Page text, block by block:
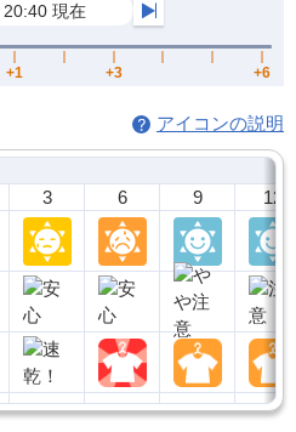
アイコンの説明
3 6 9 12